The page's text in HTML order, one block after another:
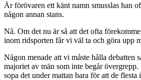
Är förövaren ett känt namn smusslas han
någon annan stans.
Nå. Om det nu är så att det ofta
inom ridsporten får vi väl ta och göra upp
Någon menade att vi måste hålla debatten
majoriet av män som inte begår
sopa det under mattan bara för att de flesta